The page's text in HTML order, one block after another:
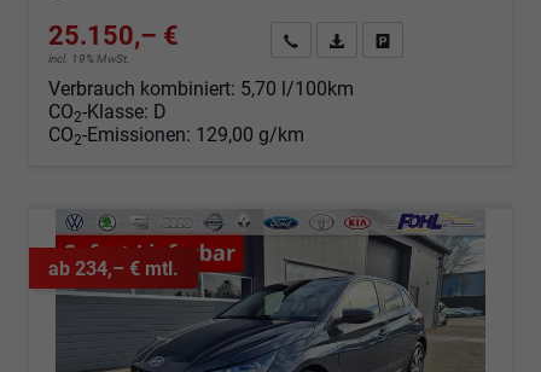
25.150,– €
incl. 19% MwSt.
Angebot anfordern
Fahrzeugexpose (PDF)
Verbrauch kombiniert: 5,70 l/100km
CO2-Klasse: D
CO2-Emissionen: 129,00 g/km
ab 234,– € mtl.